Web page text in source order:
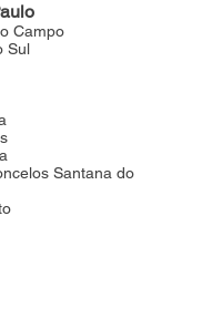
Campo
Sul
Santana do